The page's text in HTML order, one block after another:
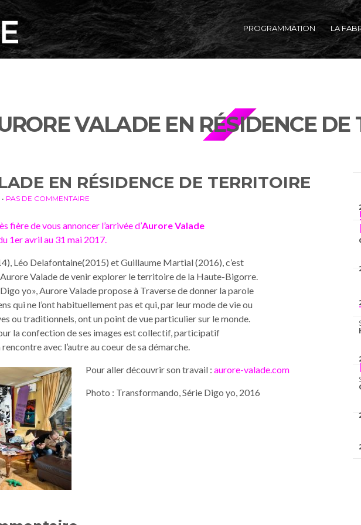
PROGRAMMATION LA
VALADE EN RÉSIDENCE DE
EN RÉSIDENCE DE TERRITOIRE
• PAS DE COMMENTAIRE
fière de vous annoncer l’arrivée d’Aurore Valade
1er avril au 31 mai 2017.
Léo Delafontaine(2015) et Guillaume Martial (2016), c’est
Valade de venir explorer le territoire de la Haute-Bigorre.
yo», Aurore Valade propose à Traverse de donner la parole
qui ne l’ont habituellement pas et qui, par leur mode de vie ou
ou traditionnels, ont un point de vue particulier sur le monde.
la confection de ses images est collectif, participatif
avec l’autre au coeur de sa démarche.
Pour aller découvrir son travail : aurore-valade.com
Photo : Transformando, Série Digo yo, 2016